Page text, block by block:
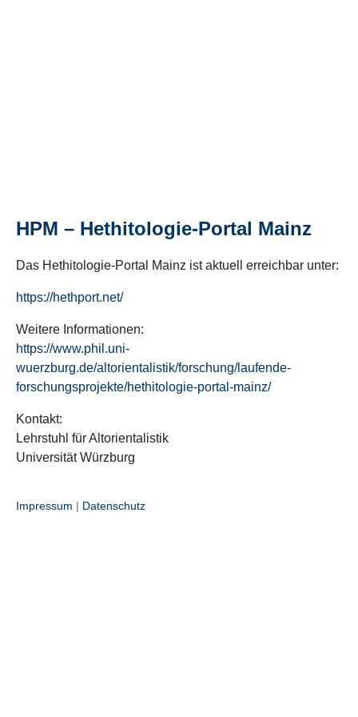
HPM – Hethitologie-Portal Mainz
Das Hethitologie-Portal Mainz ist aktuell erreichbar unter:
https://hethport.net/
Weitere Informationen:
https://www.phil.uni-
wuerzburg.de/altorientalistik/forschung/laufende-
forschungsprojekte/hethitologie-portal-mainz/
Kontakt:
Lehrstuhl für Altorientalistik
Universität Würzburg
Impressum | Datenschutz